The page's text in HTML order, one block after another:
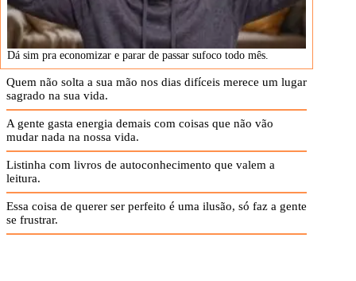
Quem não solta a sua mão nos dias difíceis merece um lugar
sagrado na sua vida.
A gente gasta energia demais com coisas que não vão
mudar nada na nossa vida.
Listinha com livros de autoconhecimento que valem a
leitura.
Essa coisa de querer ser perfeito é uma ilusão, só faz a gente
se frustrar.
Dá sim pra economizar e parar de passar sufoco todo mês.